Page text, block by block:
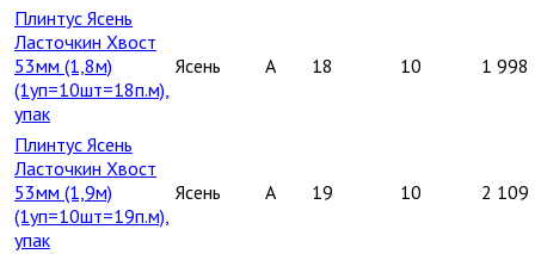
Плинтус Ясень
Ласточкин Хвост
53мм (1,8м)
(1уп=10шт=18п.м),
упак
Ясень A 18 10 1 998
Плинтус Ясень
Ласточкин Хвост
53мм (1,9м)
(1уп=10шт=19п.м),
упак
Ясень A 19 10 2 109